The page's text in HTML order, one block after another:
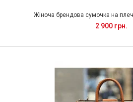
Жіноча брендова сумочка на
2 900 грн.